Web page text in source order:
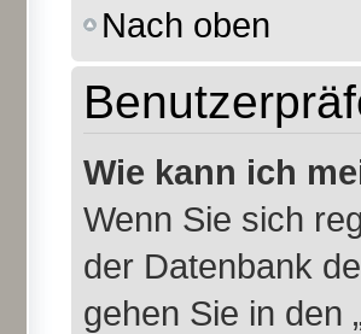
Nach oben
Wie kann ich
Wenn Sie sich
der Datenbank
gehen Sie in den